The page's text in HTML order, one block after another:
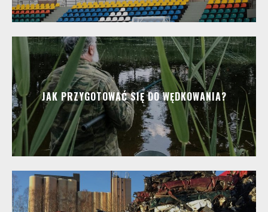
JAK PRZYGOTOWAĆ SIĘ DO WĘDKOWANIA?